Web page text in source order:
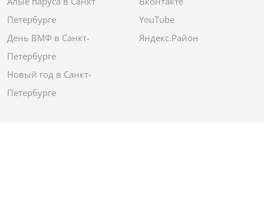
Петербурге
День ВМФ в Санкт-
Петербурге
Новый год в Санкт-
Петербурге
YouTube
Яндекс.Район